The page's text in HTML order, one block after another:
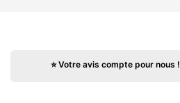
⭐ Votre avis compte pour nous !